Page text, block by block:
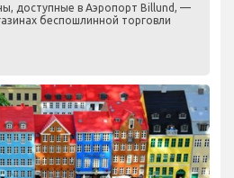
доступные в Аэропорт Billund, —
беспошлинной торговли